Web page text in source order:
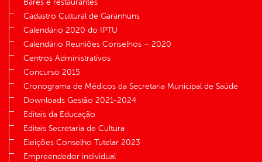
Bares e restaurantes
Cadastro Cultural de Garanhuns
Calendário 2020 do IPTU
Calendário Reuniões Conselhos – 2020
Centros Administrativos
Concurso 2015
Cronograma de Médicos da Secretaria Municipal de Saúde
Downloads Gestão 2021-2024
Editais da Educação
Editais Secretaria de Cultura
Eleições Conselho Tutelar 2023
Empreendedor individual